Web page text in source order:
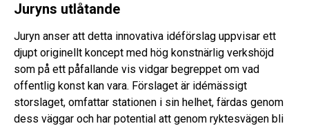
Juryns utlåtande
Juryn anser att detta innovativa idéförslag uppvisar ett
djupt originellt koncept med hög konstnärlig verkshöjd
som på ett påfallande vis vidgar begreppet om vad
offentlig konst kan vara. Förslaget är idémässigt
storslaget, omfattar stationen i sin helhet, färdas genom
dess väggar och har potential att genom ryktesvägen bli